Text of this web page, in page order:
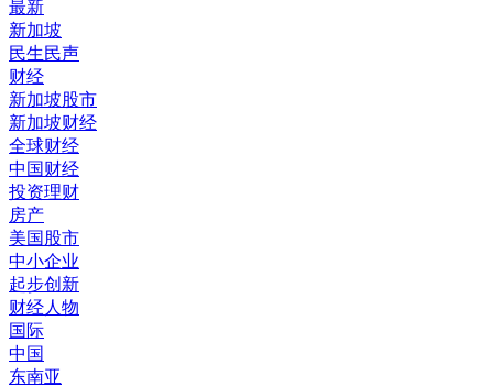
最新
新加坡
民生民声
财经
新加坡股市
新加坡财经
全球财经
中国财经
投资理财
房产
美国股市
中小企业
起步创新
财经人物
国际
中国
东南亚